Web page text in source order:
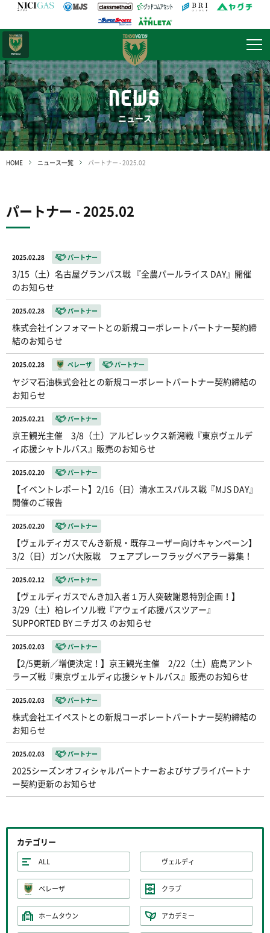
NEWS
ニュース
HOME ニュース一覧 パートナー - 2025.02
パートナー - 2025.02
2025.02.28 パートナー
3/15（土）名古屋グランパス戦 『全農パールライス DAY』開催
のお知らせ
2025.02.28 パートナー
株式会社インフォマートとの新規コーポレートパートナー契約締
結のお知らせ
2025.02.28 ベレーザ パートナー
ヤジマ石油株式会社との新規コーポレートパートナー契約締結の
お知らせ
2025.02.21 パートナー
京王観光主催 3/8（土）アルビレックス新潟戦『東京ヴェルデ
ィ応援シャトルバス』販売のお知らせ
2025.02.20 パートナー
【イベントレポート】2/16（日）清水エスパルス戦『MJS DAY』
開催のご報告
2025.02.20 パートナー
【ヴェルディガスでんき新規・既存ユーザー向けキャンペーン】
3/2（日）ガンバ大阪戦 フェアプレーフラッグベアラー募集！
2025.02.12 パートナー
【ヴェルディガスでんき加入者１万人突破謝恩特別企画！】
3/29（土）柏レイソル戦『アウェイ応援バスツアー』
SUPPORTED BY ニチガス のお知らせ
2025.02.03 パートナー
【2/5更新／増便決定！】京王観光主催 2/22（土）鹿島アント
ラーズ戦『東京ヴェルディ応援シャトルバス』販売のお知らせ
2025.02.03 パートナー
株式会社エイペストとの新規コーポレートパートナー契約締結の
お知らせ
2025.02.03 パートナー
2025シーズンオフィシャルパートナーおよびサプライパートナ
ー契約更新のお知らせ
カテゴリー
ALL ヴェルディ
ベレーザ クラブ
ホームタウン アカデミー